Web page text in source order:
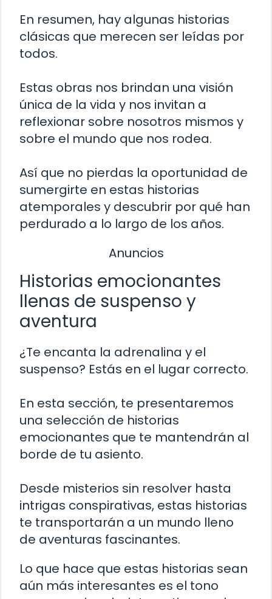
En resumen, hay algunas historias
clásicas que merecen ser leídas por
todos.
Estas obras nos brindan una visión
única de la vida y nos invitan a
reflexionar sobre nosotros mismos y
sobre el mundo que nos rodea.
Así que no pierdas la oportunidad de
sumergirte en estas historias
atemporales y descubrir por qué han
perdurado a lo largo de los años.
Anuncios
Historias emocionantes
llenas de suspenso y
aventura
¿Te encanta la adrenalina y el
suspenso? Estás en el lugar correcto.
En esta sección, te presentaremos
una selección de historias
emocionantes que te mantendrán al
borde de tu asiento.
Desde misterios sin resolver hasta
intrigas conspirativas, estas historias
te transportarán a un mundo lleno
de aventuras fascinantes.
Lo que hace que estas historias sean
aún más interesantes es el tono